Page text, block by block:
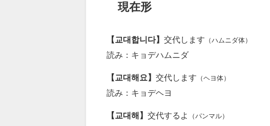
現在形
【교대합니다】 交代します （ハムニダ体）
読み：キョデハムニダ
【교대해요】 交代します （ヘヨ体）
読み：キョデヘヨ
【교대해】 交代するよ （パンマル）